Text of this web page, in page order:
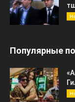
Популярные